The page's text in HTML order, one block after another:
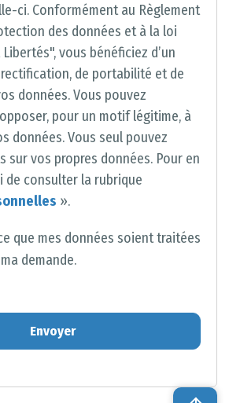
ci. Conformément au Règlement
des données et à la loi
vous bénéficiez d’un
rectification, de portabilité et de
données. Vous pouvez
pour un motif légitime, à
données. Vous seul pouvez
sur vos propres données. Pour en
de consulter la rubrique
».
que mes données soient traitées
demande.
Envoyer